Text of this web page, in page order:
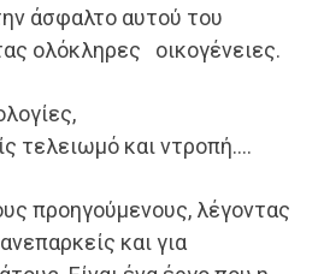
άσφαλτο αυτού του
ολόκληρες οικογένειες.
τελειωμό και ντροπή….
προηγούμενους, λέγοντας
και για